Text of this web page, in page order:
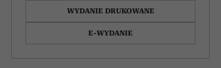
WYDANIE DRUKOWANE
E-WYDANIE